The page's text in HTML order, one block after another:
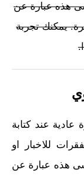
هذه عبارة عن
يمكنك تجربة
عند كتابة
للاخبار او
هذه عبارة عن